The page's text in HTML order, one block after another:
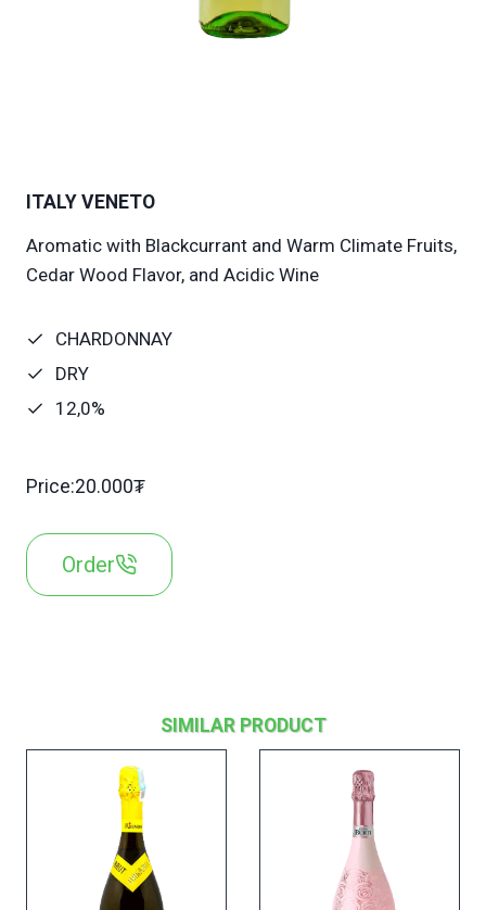
ITALY VENETO
Aromatic with Blackcurrant and Warm Climate Fruits,
Cedar Wood Flavor, and Acidic Wine
CHARDONNAY
DRY
12,0%
Price:20.000₮
Order
SIMILAR PRODUCT